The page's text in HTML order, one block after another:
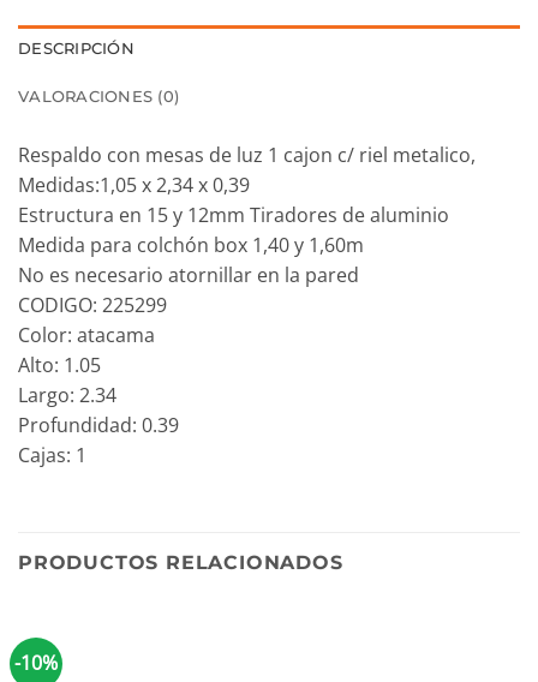
DESCRIPCIÓN
VALORACIONES (0)
Respaldo con mesas de luz 1 cajon c/ riel metalico,
Medidas:1,05 x 2,34 x 0,39
Estructura en 15 y 12mm Tiradores de aluminio
Medida para colchón box 1,40 y 1,60m
No es necesario atornillar en la pared
CODIGO: 225299
Color: atacama
Alto: 1.05
Largo: 2.34
Profundidad: 0.39
Cajas: 1
PRODUCTOS RELACIONADOS
-10%